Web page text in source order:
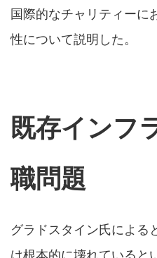
国際的なチャリティーに
性について説明した。
既存インフ
職問題
グラドスタイン氏による